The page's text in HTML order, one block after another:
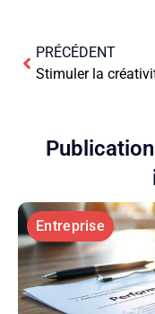
PRÉCÉDENT
Entreprise